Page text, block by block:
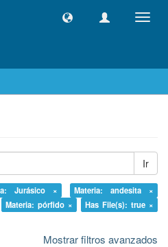
Ir
Jurásico ×
Materia: andesita ×
Materia: pórfido ×
Has File(s): true ×
Mostrar filtros avanzados